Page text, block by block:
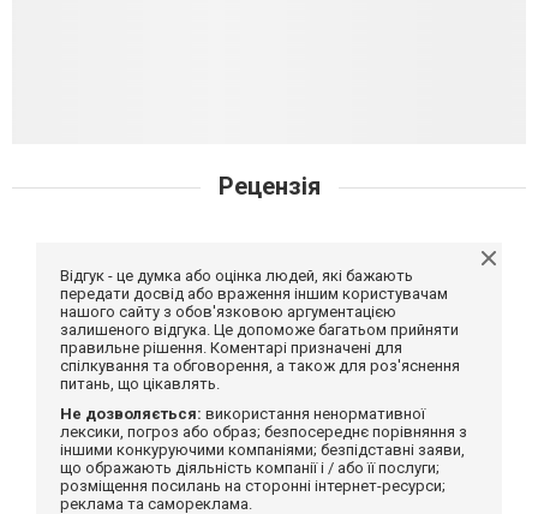
Рецензія
Відгук - це думка або оцінка людей, які бажають
передати досвід або враження іншим користувачам
нашого сайту з обов'язковою аргументацією
залишеного відгука. Це допоможе багатьом прийняти
правильне рішення. Коментарі призначені для
спілкування та обговорення, а також для роз'яснення
питань, що цікавлять.
Не дозволяється: використання ненормативної
лексики, погроз або образ; безпосереднє порівняння з
іншими конкуруючими компаніями; безпідставні заяви,
що ображають діяльність компанії і / або її послуги;
розміщення посилань на сторонні інтернет-ресурси;
реклама та самореклама.